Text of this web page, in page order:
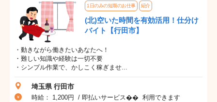
1日のみの短期のお仕事 紹介
(北)空いた時間を有効活用！仕分け
バイト【行田市】
・動きながら働きたいあなたへ！
・難しい知識や経験は一切不要
・シンプル作業で、かしこく稼ぎませ...
埼玉県 行田市
時給： 1,200円 / 即払いサービス�� 利用できます